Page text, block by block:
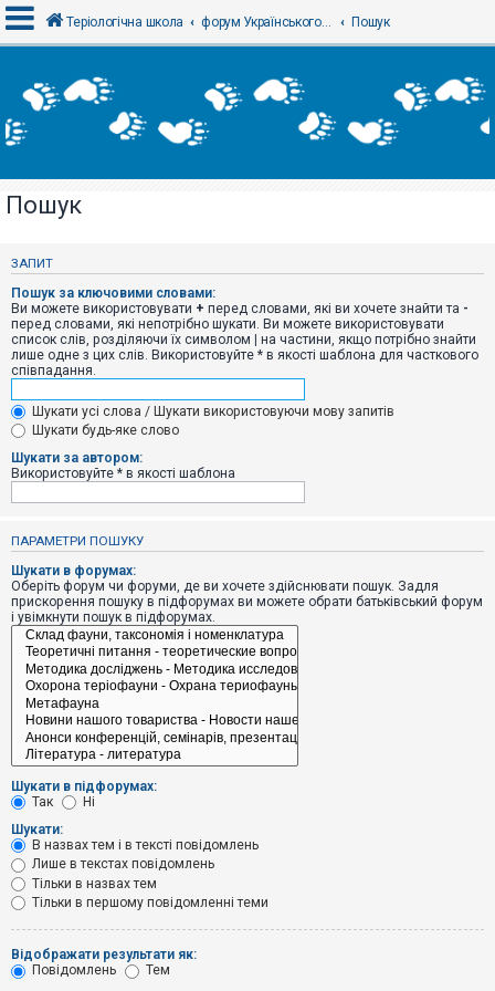
х
і
Р
с
р
а
ц
і
я
Т
е
м
и
б
і
п
о
в
і
д
в
н
т
е
м
и
о
ш
Теріологічна школа форум Українського теріологічного товариства Пошук
Пошук
ЗАПИТ
Пошук за ключовими словами:
Ви можете використовувати + перед словами, які ви хочете знайти та -
перед словами, які непотрібно шукати. Ви можете використовувати
список слів, розділяючи їх символом | на частини, якщо потрібно знайти
лише одне з цих слів. Використовуйте * в якості шаблона для часткового
співпадання.
Шукати усі слова / Шукати використовуючи мову запитів
Шукати будь-яке слово
Шукати за автором:
Використовуйте * в якості шаблона
ПАРАМЕТРИ ПОШУКУ
Шукати в форумах:
Оберіть форум чи форуми, де ви хочете здійснювати пошук. Задля
прискорення пошуку в підфорумах ви можете обрати батьківський форум
і увімкнути пошук в підфорумах.
Шукати в підфорумах:
Так
Ні
Шукати:
В назвах тем і в тексті повідомлень
Лише в текстах повідомлень
Тільки в назвах тем
Тільки в першому повідомленні теми
Відображати результати як:
Повідомлень
Тем